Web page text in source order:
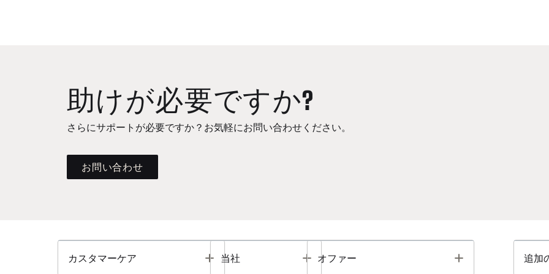
助けが必要ですか?
さらにサポートが必要ですか？お気軽にお問い合わせください。
お問い合わせ
カスタマーケア Toggle
当社 Toggle
オファー Toggle 追加